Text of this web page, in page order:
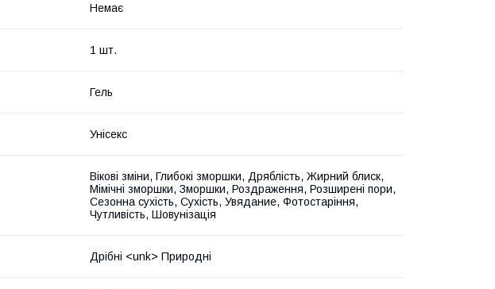
Немає
1 шт.
Гель
Унісекс
Вікові зміни, Глибокі зморшки, Дряблість, Жирний блиск,
Мімічні зморшки, Зморшки, Роздраження, Розширені пори,
Сезонна сухість, Сухість, Увядание, Фотостаріння,
Чутливість, Шовунізація
Дрібні <unk> Природні